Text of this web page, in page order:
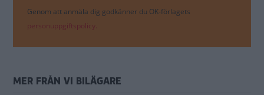
Genom att anmäla dig godkänner du OK-förlagets
personuppgiftspolicy.
MER FRÅN VI BILÄGARE